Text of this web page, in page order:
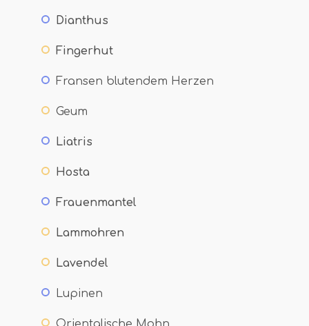
Dianthus
Fingerhut
Fransen blutendem Herzen
Geum
Liatris
Hosta
Frauenmantel
Lammohren
Lavendel
Lupinen